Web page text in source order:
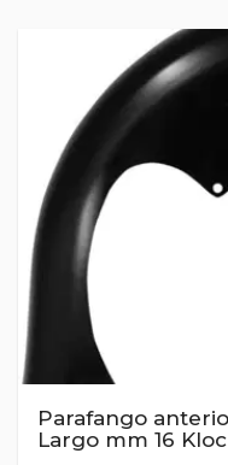
Parafango
Largo mm 16